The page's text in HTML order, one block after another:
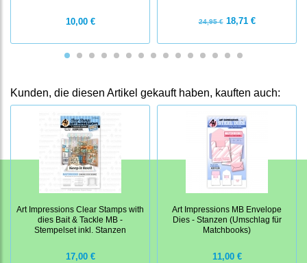
10,00 € 24,95 €18,71 €
Kunden, die diesen Artikel gekauft haben, kauften auch:
Art Impressions Clear Stamps with
dies Bait & Tackle MB -
Stempelset inkl. Stanzen
17,00 €
Art Impressions MB Envelope
Dies - Stanzen (Umschlag für
Matchbooks)
11,00 €